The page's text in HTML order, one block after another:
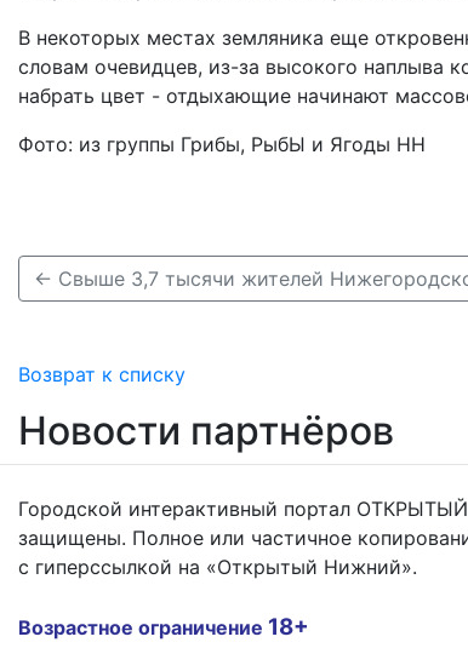
В некоторых местах земляника еще
словам очевидцев, из-за высокого наплыва
набрать цвет - отдыхающие начинают
Фото: из группы Грибы, РыбЫ и Ягоды НН
Возврат к списку
Новости партнёров
Городской интерактивный портал
защищены. Полное или частичное
с гиперссылкой на «Открытый Нижний».
Возрастное ограничение 18+